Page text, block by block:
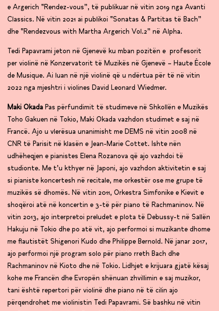
e Argerich “Rendez-vous”, të publikuar në vitin 2019 nga Avanti
Classics. Në vitin 2021 ai publikoi “Sonatas & Partitas të Bach”
dhe “Rendezvous with Martha Argerich Vol.2” në Alpha.
Tedi Papavrami jeton në Gjenevë ku mban pozitën e profesorit
per violinë në Konzervatorit të Muzikës në Gjenevë – Haute École
de Musique. Ai luan në një violinë që u ndërtua për të në vitin
2022 nga mjeshtri i violines David Leonard Wiedmer.
Maki Okada Pas përfundimit të studimeve në Shkollën e Muzikës
Toho Gakuen në Tokio, Maki Okada vazhdon studimet e saj në
Francë. Ajo u vlerësua unanimisht me DEMS në vitin 2008 në
CNR të Parisit në klasën e Jean-Marie Cottet. Ishte nën
udhëheqjen e pianistes Elena Rozanova që ajo vazhdoi të
studionte. Me t’u kthyer në Japoni, ajo vazhdon aktivitetin e saj
si pianiste koncertesh në recitale, me orkestër ose me grupe të
muzikës së dhomës. Në vitin 2011, Orkestra Simfonike e Kievit e
shoqëroi atë në koncertin e 3-të për piano të Rachmaninov. Në
vitin 2013, ajo interpretoi preludet e plota të Debussy-t në Sallën
Hakuju në Tokio dhe po atë vit, ajo performoi si muzikante dhome
me flautistët Shigenori Kudo dhe Philippe Bernold. Në janar 2017,
ajo performoi një program solo për piano rreth Bach dhe
Rachmaninov në Kioto dhe në Tokio. Lidhjet e krijuara gjatë kësaj
kohe me Francën dhe Evropën shënuan zhvillimin e saj muzikor,
tani është repertori për violinë dhe piano në të cilin ajo
përqendrohet me violinistin Tedi Papavrami. Së bashku në vitin